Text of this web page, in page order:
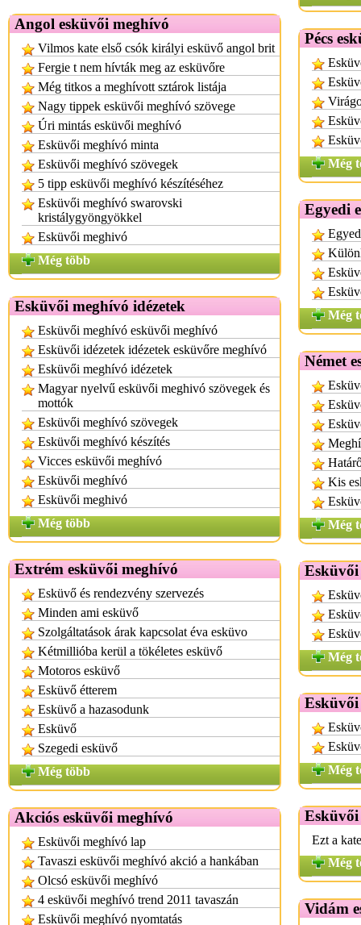
Angol esküvői meghívó
Vilmos kate első csók királyi esküvő angol brit
Fergie t nem hívták meg az esküvőre
Még titkos a meghívott sztárok listája
Nagy tippek esküvői meghívó szövege
Úri mintás esküvői meghívó
Esküvői meghívó minta
Esküvői meghívó szövegek
5 tipp esküvői meghívó készítéséhez
Esküvői meghívó swarovski
kristálygyöngyökkel
Esküvői meghivó
Még több
Esküvői meghívó idézetek
Esküvői meghívó esküvői meghívó
Esküvői idézetek idézetek esküvőre meghívó
Esküvői meghívó idézetek
Magyar nyelvű esküvői meghivó szövegek és
mottók
Esküvői meghívó szövegek
Esküvői meghívó készítés
Vicces esküvői meghívó
Esküvői meghívó
Esküvői meghivó
Még több
Extrém esküvői meghívó
Esküvő és rendezvény szervezés
Minden ami esküvő
Szolgáltatások árak kapcsolat éva esküvo
Kétmillióba kerül a tökéletes esküvő
Motoros esküvő
Esküvő étterem
Esküvő a hazasodunk
Esküvő
Szegedi esküvő
Még több
Akciós esküvői meghívó
Esküvői meghívó lap
Tavaszi esküvői meghívó akció a hankában
Olcsó esküvői meghívó
4 esküvői meghívó trend 2011 tavaszán
Esküvői meghívó nyomtatás
Pécs
Még
Egyedi
Még
Német
Kis
Még
Még
Esküvői
Még
Esküvői
Ezt a
Még
Vidám